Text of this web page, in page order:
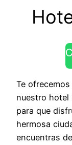
Te
nuestro hotel
para que
hermosa
encuentras